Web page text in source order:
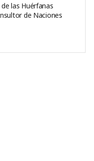
las Huérfanas
de Naciones